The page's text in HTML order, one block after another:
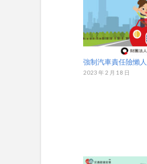
強制汽車責任險懶
2023 年 2 月 18 日